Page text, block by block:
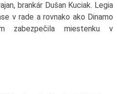
brankár Dušan Kuciak. Legia
v rade a rovnako ako Dinamo
zabezpečila miestenku v